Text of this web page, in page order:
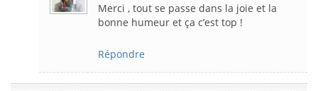
Merci , tout se passe dans la joie et la
bonne humeur et ça c’est top !
Répondre